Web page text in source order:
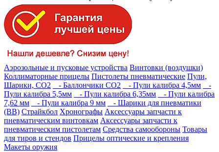
Аэрозольные и пусковые устройства Винтовки (воздушки)
Коллиматорные прицелы Пистолеты пневматические Пули,
Шарики, СО2
- Баллончики СО2 - Пули калибра 4,5мм
-
Пули калибра 5,5мм
- Пули калибра 6,35мм
- Пули калибра
7,62 мм
- Пули калибра 9 мм
- Шарики для пневматики
(BB) Страйкбол Хронографы Аксессуары запчасти к
пневматическим винтовкам Аксессуары запчасти к
пневматическим пистолетам Средства самообороны Товары
для тиров и стендов Прицелы оптические и крепления
Макеты оружия